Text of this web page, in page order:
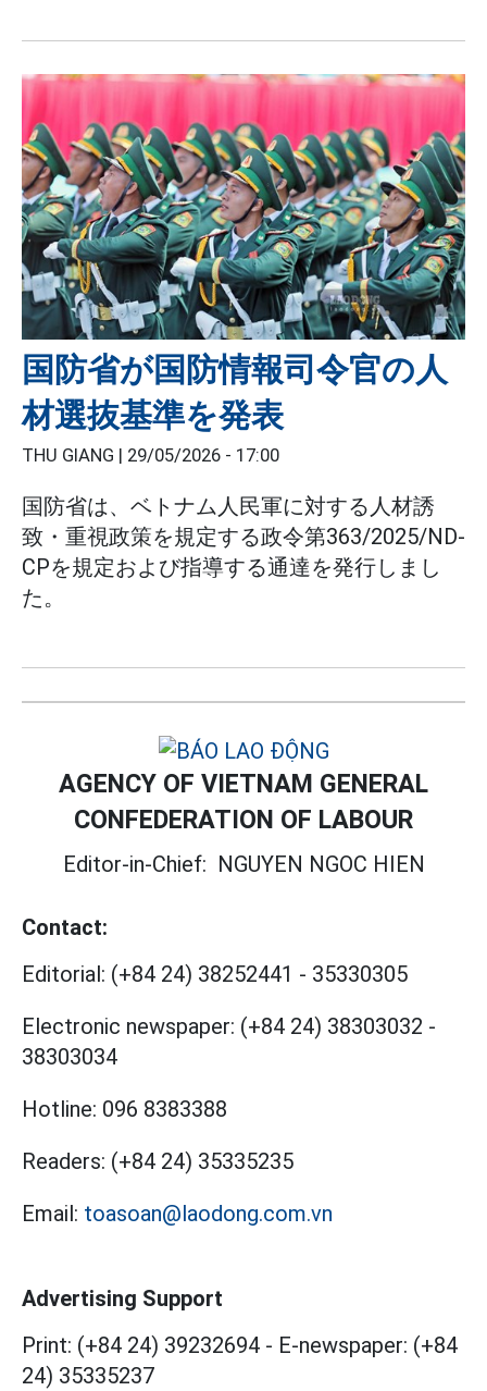
国防省が国防情報司令官の人
材選抜基準を発表
THU GIANG | 29/05/2026 - 17:00
国防省は、ベトナム人民軍に対する人材誘
致・重視政策を規定する政令第363/2025/ND-
CPを規定および指導する通達を発行しまし
た。
AGENCY OF VIETNAM GENERAL
CONFEDERATION OF LABOUR
Editor-in-Chief: NGUYEN NGOC HIEN
Contact:
Editorial: (+84 24) 38252441 - 35330305
Electronic newspaper: (+84 24) 38303032 -
38303034
Hotline: 096 8383388
Readers: (+84 24) 35335235
Email: toasoan@laodong.com.vn
Advertising Support
Print: (+84 24) 39232694 - E-newspaper: (+84
24) 35335237